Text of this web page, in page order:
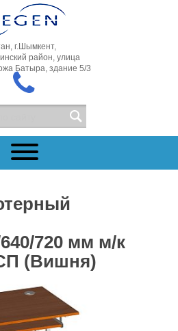
г.Шымкент,
район, улица
Батыра, здание 5/3
720 мм м/к
(Вишня)